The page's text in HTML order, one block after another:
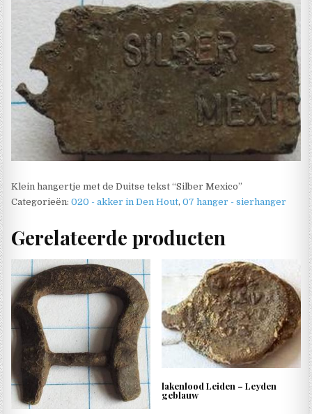
Klein hangertje met de Duitse tekst “Silber Mexico”
Categorieën:020 - akker in Den Hout,07 hanger - sierhanger
Gerelateerde producten
lakenlood Leiden – Leyden
geblauw